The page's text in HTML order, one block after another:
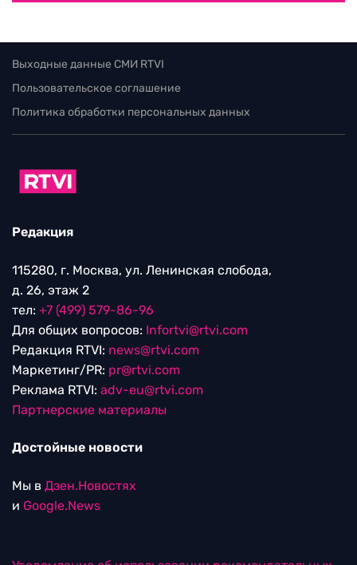
Выходные данные СМИ RTVI
Пользовательское соглашение
Политика обработки персональных данных
Редакция
115280, г. Москва, ул. Ленинская слобода,
д. 26, этаж 2
тел: +7 (499) 579-86-96
Для общих вопросов: Infortvi@rtvi.com
Редакция RTVI: news@rtvi.com
Маркетинг/PR: pr@rtvi.com
Реклама RTVI: adv-eu@rtvi.com
Партнерские материалы
Достойные новости
Мы в Дзен.Новостях
и Google.News